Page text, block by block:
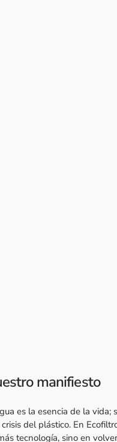
manifiesto
es la esencia de la
del plástico. En
tecnología, sino en